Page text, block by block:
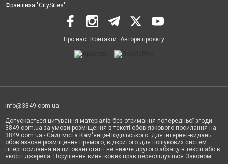
Франшиза "CitySites"
Про нас Контакти Автори проєкту
info@3849.com.ua
Допускається цитування матеріалів без отримання попередньої згоди
3849.com.ua за умови розміщення в тексті обов'язкового посилання на
3849.com.ua - Сайт міста Кам'янця-Подільського. Для інтернет-видань
обов'язкове розміщення прямого, відкритого для пошукових систем
гіперпосилання на цитовані статті не нижче другого абзацу в тексті або в
якості джерела. Порушення виняткових прав переслідується Законом.